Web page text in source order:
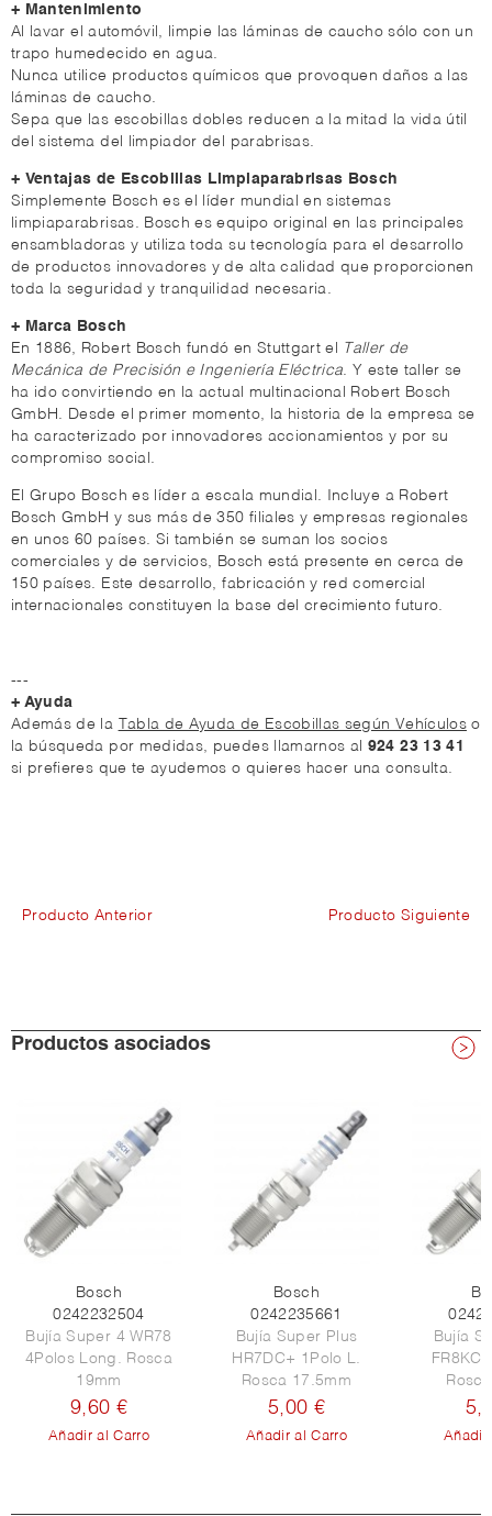
+ Mantenimiento
Al lavar el automóvil, limpie las láminas de caucho sólo con un
trapo humedecido en agua.
Nunca utilice productos químicos que provoquen daños a las
láminas de caucho.
Sepa que las escobillas dobles reducen a la mitad la vida útil
del sistema del limpiador del parabrisas.
+ Ventajas de Escobillas Limpiaparabrisas Bosch
Simplemente Bosch es el líder mundial en sistemas
limpiaparabrisas. Bosch es equipo original en las principales
ensambladoras y utiliza toda su tecnología para el desarrollo
de productos innovadores y de alta calidad que proporcionen
toda la seguridad y tranquilidad necesaria.
+ Marca Bosch
En 1886, Robert Bosch fundó en Stuttgart el
Taller de
Mecánica de Precisión e Ingeniería Eléctrica. Y este taller se
ha ido convirtiendo en la actual multinacional Robert Bosch
GmbH. Desde el primer momento, la historia de la empresa se
ha caracterizado por innovadores accionamientos y por su
compromiso social.
El Grupo Bosch es líder a escala mundial. Incluye a Robert
Bosch GmbH y sus más de 350 filiales y empresas regionales
en unos 60 países. Si también se suman los socios
comerciales y de servicios, Bosch está presente en cerca de
150 países. Este desarrollo, fabricación y red comercial
internacionales constituyen la base del crecimiento futuro.
---
+ Ayuda
Además de la
Tabla de Ayuda de Escobillas según Vehículoso
la búsqueda por medidas, puedes llamarnos al 924 23 13 41
si prefieres que te ayudemos o quieres hacer una consulta.
Producto Anterior Producto Siguiente
Productos asociados
Bosch
0242232504
Bujía Super 4 WR78
4Polos Long. Rosca
19mm
9,60 €
Añadir al Carro
Bosch
0242235661
Bujía Super Plus
HR7DC+ 1Polo L.
Rosca 17.5mm
5,00 €
Añadir al Carro
Bujía
Añadir